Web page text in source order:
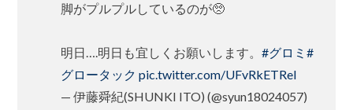
脚がプルプルしているのが🥺
明日….明日も宜しくお願いします。 #グロミ #
グロータック pic.twitter.com/UFvRkETReI
— 伊藤舜紀(SHUNKI ITO) (@syun18024057)